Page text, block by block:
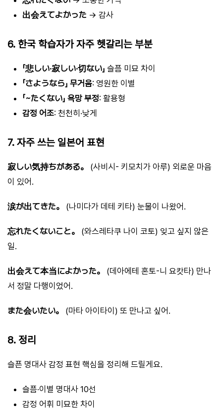
出会えてよかった → 감사
6. 한국 학습자가 자주 헷갈리는 부분
「悲しい·寂しい·切ない」 슬픔 미묘 차이
「さようなら」 무거움: 영원한 이별
「~たくない」 욕망 부정: 활용형
감정 어조: 천천히·낮게
7. 자주 쓰는 일본어 표현
寂しい気持ちがある。
(사비시- 키모치가 아루) 외로운 마음
이 있어.
涙が出てきた。 (나미다가 데테 키타) 눈물이 나왔어.
忘れたくないこと。
(와스레타쿠 나이 코토) 잊고 싶지 않은
일.
出会えて本当によかった。
(데아에테 혼토-니 요캇타) 만나
서 정말 다행이었어.
また会いたい。 (마타 아이타이) 또 만나고 싶어.
8. 정리
슬픈 명대사 감정 표현 핵심을 정리해 드릴게요.
슬픔·이별 명대사 10선
감정 어휘 미묘한 차이